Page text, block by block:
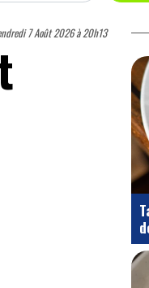
7 Août 2026 à 20h13